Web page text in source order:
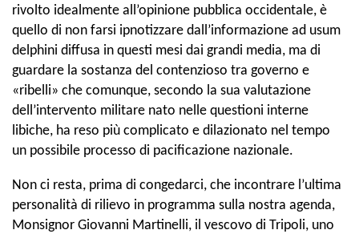
rivolto idealmente all’opinione pubblica occidentale, è
quello di non farsi ipnotizzare dall’informazione ad usum
delphini diffusa in questi mesi dai grandi media, ma di
guardare la sostanza del contenzioso tra governo e
«ribelli» che comunque, secondo la sua valutazione
dell’intervento militare nato nelle questioni interne
libiche, ha reso più complicato e dilazionato nel tempo
un possibile processo di pacificazione nazionale.
Non ci resta, prima di congedarci, che incontrare l’ultima
personalità di rilievo in programma sulla nostra agenda,
Monsignor Giovanni Martinelli, il vescovo di Tripoli, uno